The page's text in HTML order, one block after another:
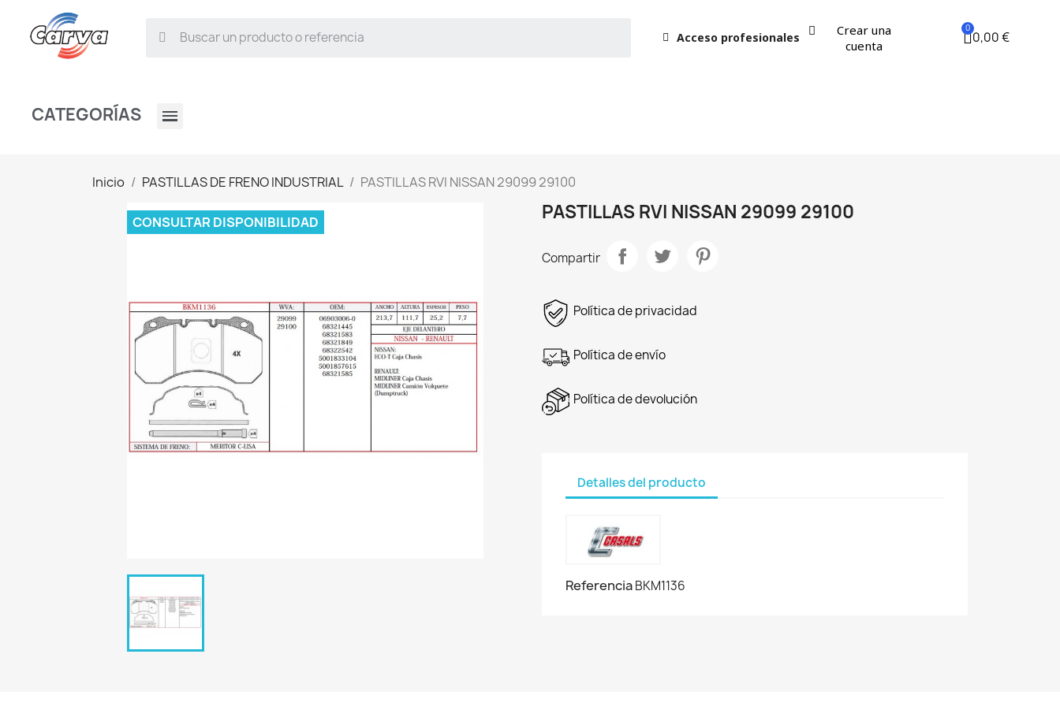
Acceso profesionales
Crear una
cuenta
0,00 €
CATEGORÍAS
Inicio PASTILLAS DE FRENO INDUSTRIAL PASTILLAS RVI NISSAN 29099 29100
CONSULTAR DISPONIBILIDAD PASTILLAS RVI NISSAN 29099 29100
Compartir
Política de privacidad
Política de envío
Política de devolución
Detalles del producto
ReferenciaBKM1136